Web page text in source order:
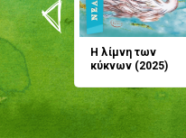
Η λίμνη των
κύκνων (2025)